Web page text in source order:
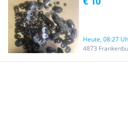
Heute, 08:27
4873